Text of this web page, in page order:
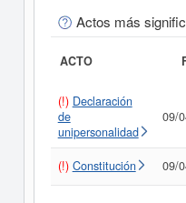
Actos más
ACTO
(!) Declaración
de
unipersonalidad
09/
(!) Constitución 09/